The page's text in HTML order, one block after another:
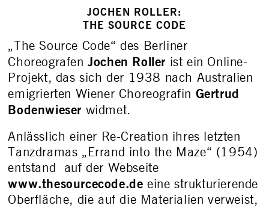
JOCHEN ROLLER:
THE SOURCE CODE
„The Source Code“ des Berliner
ChoreografenJochen Roller ist ein Online-
Projekt, das sich der 1938 nach Australien
emigrierten Wiener Choreografin Gertrud
Bodenwieser widmet.
Anlässlich einer Re-Creation ihres letzten
Tanzdramas „Errand into the Maze“ (1954)
entstand auf der Webseite
www.thesourcecode.de eine strukturierende
Oberfläche, die auf die Materialien verweist,